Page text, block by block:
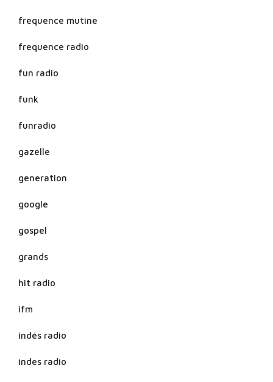
frequence mutine
frequence radio
fun radio
funk
funradio
gazelle
generation
google
gospel
grands
hit radio
ifm
indés radio
indes radio